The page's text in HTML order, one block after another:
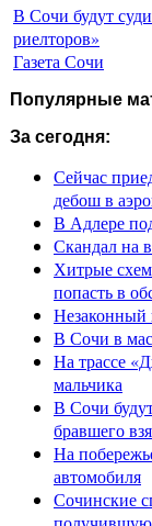
В Сочи будут
риелторов»
Газета Сочи
Популярные
За сегодня:
Сейчас
дебош в
В Адлере
Скандал на
Хитрые
попасть в
Незаконный
В Сочи в
На трассе
мальчика
В Сочи
бравшего
На
автомобиля
Сочинские